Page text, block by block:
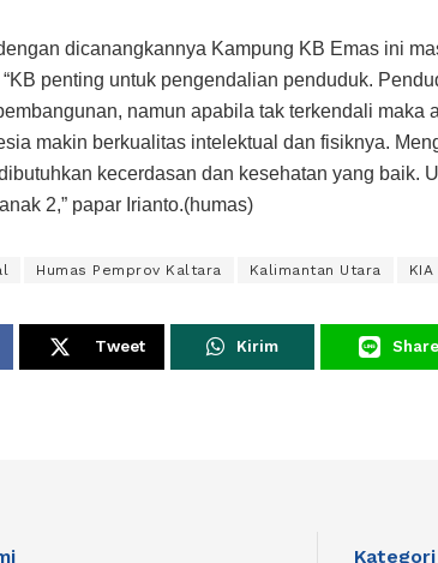
dicanangkannya Kampung KB Emas ini
penting untuk pengendalian penduduk.
namun apabila tak terkendali maka
makin berkualitas intelektual dan fisiknya.
kecerdasan dan kesehatan yang baik.
2,” papar Irianto.(humas)
Humas Pemprov Kaltara Kalimantan Utara KIA
Tweet Kirim Share
Kategori